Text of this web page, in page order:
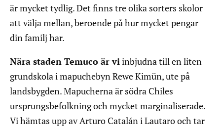
är mycket tydlig. Det finns tre olika sorters skolor
att välja mellan, beroende på hur mycket pengar
din familj har.
Nära staden Temuco är viinbjudna till en liten
grundskola i mapuchebyn Rewe Kimün, ute på
landsbygden. Mapucherna är södra Chiles
ursprungsbefolkning och mycket marginaliserade.
Vi hämtas upp av Arturo Catalán i Lautaro och tar